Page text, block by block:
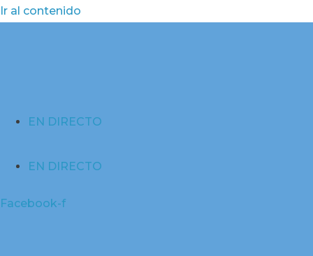
Ir al contenido
EN DIRECTO
EN DIRECTO
Facebook-f